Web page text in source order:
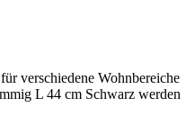
verschiedene Wohnbereiche
L 44 cm Schwarz werden